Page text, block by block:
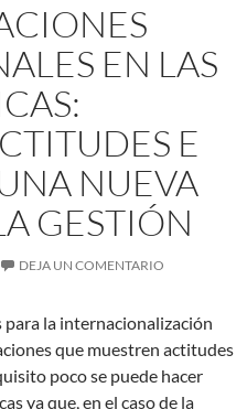
EN LAS
E
NUEVA
GESTIÓN
DEJA UN COMENTARIO
la internacionalización
que muestren actitudes
poco se puede hacer
ya que, en el caso de la